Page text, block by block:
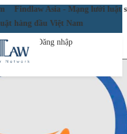
Asia - Mạng lưới luật sư uy
hàng đầu Việt Nam
Đăng nhập